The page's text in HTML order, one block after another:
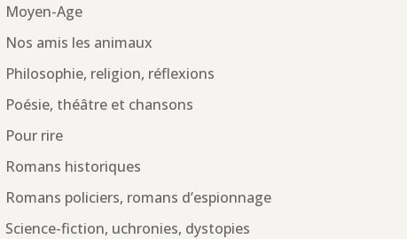
Moyen-Age
Nos amis les animaux
Philosophie, religion, réflexions
Poésie, théâtre et chansons
Pour rire
Romans historiques
Romans policiers, romans d’espionnage
Science-fiction, uchronies, dystopies